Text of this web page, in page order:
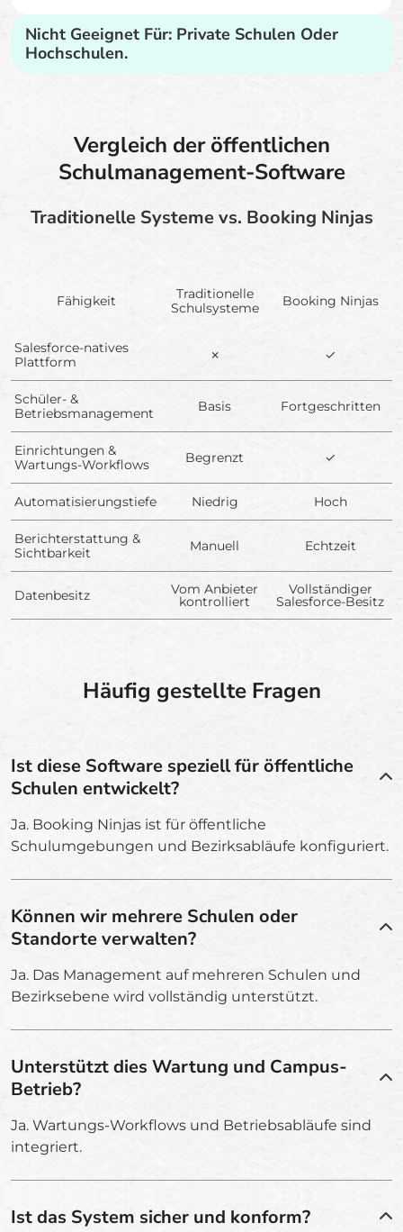
Nicht Geeignet Für: Private Schulen Oder
Hochschulen.
Vergleich der öffentlichen
Schulmanagement-Software
Traditionelle Systeme vs. Booking Ninjas
Fähigkeit
Traditionelle
Schulsysteme
Booking Ninjas
Salesforce-natives
Plattform
✗ ✓
Schüler- &
Betriebsmanagement
Basis Fortgeschritten
Einrichtungen &
Wartungs-Workflows
Begrenzt ✓
Automatisierungstiefe Niedrig Hoch
Berichterstattung &
Sichtbarkeit
Manuell Echtzeit
Datenbesitz Vom Anbieter
kontrolliert
Vollständiger
Salesforce-Besitz
Häufig gestellte Fragen
Ist diese Software speziell für öffentliche
Schulen entwickelt?
Ja. Booking Ninjas ist für öffentliche
Schulumgebungen und Bezirksabläufe konfiguriert.
Können wir mehrere Schulen oder
Standorte verwalten?
Ja. Das Management auf mehreren Schulen und
Bezirksebene wird vollständig unterstützt.
Unterstützt dies Wartung und Campus-
Betrieb?
Ja. Wartungs-Workflows und Betriebsabläufe sind
integriert.
Ist das System sicher und konform?